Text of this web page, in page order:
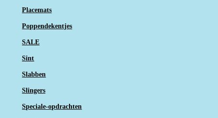
Placemats
Poppendekentjes
SALE
Sint
Slabben
Slingers
Speciale-opdrachten